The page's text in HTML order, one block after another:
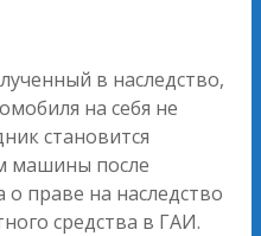
в наследство,
на себя не
становится
машины после
о праве на наследство
средства в ГАИ.